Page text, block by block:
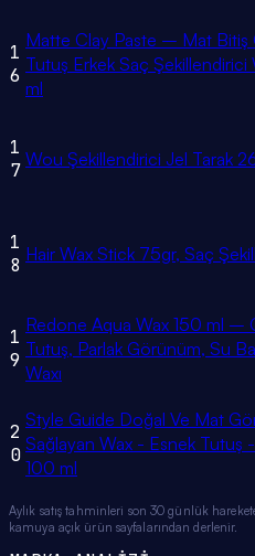
1
6
Matte Clay Paste – Mat Bitiş
Tutuş Erkek Saç Şekillendirici
ml
1
7 Wou Şekillendirici Jel Tarak
1
8 Hair Wax Stick 75gr, Saç
1
9
Redone Aqua Wax 150 ml –
Tutuş, Parlak Görünüm, Su
Waxı
2
0
Style Guide Doğal Ve Mat
Sağlayan Wax - Esnek Tutuş
100 ml
Aylık satış tahminleri son 30 günlük
kamuya açık ürün sayfalarından derlenir.